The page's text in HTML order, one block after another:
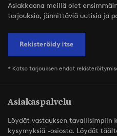
Asiakkaana meillä olet
tarjouksia, jännittäviä uutisia ja
Rekisteröidy itse
* Katso tarjouksen ehdot
Asiakaspalvelu
Löydät vastauksen tavallisimpiin
kysymyksiä -osiosta. Löydät